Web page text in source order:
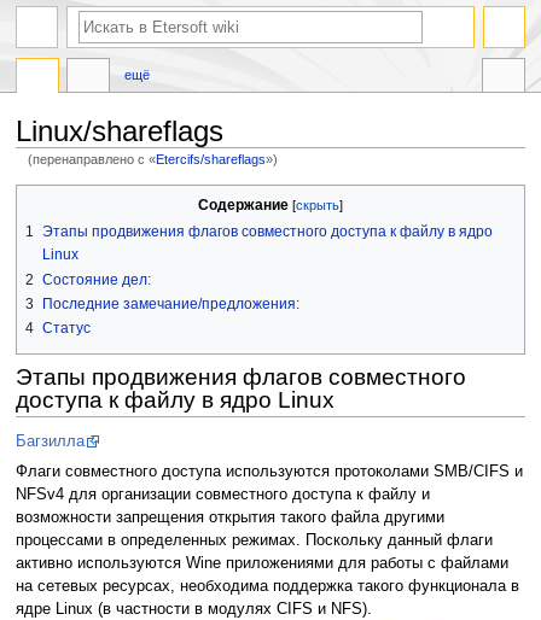
Linux/shareflags
(перенаправлено с «Etercifs/shareflags»)
навигации
поиску
Содержание
1 Этапы продвижения флагов совместного доступа к файлу в ядро
Linux
2 Состояние дел:
3
Последние замечание/предложения:
4 Статус
Этапы продвижения флагов совместного
доступа к файлу в ядро Linux
Багзилла
Флаги совместного доступа используются протоколами SMB/CIFS и
NFSv4 для организации совместного доступа к файлу и
возможности запрещения открытия такого файла другими
процессами в определенных режимах. Поскольку данный флаги
активно используются Wine приложениями для работы с файлами
на сетевых ресурсах, необходима поддержка такого функционала в
ядре Linux (в частности в модулях CIFS и NFS).
ещё